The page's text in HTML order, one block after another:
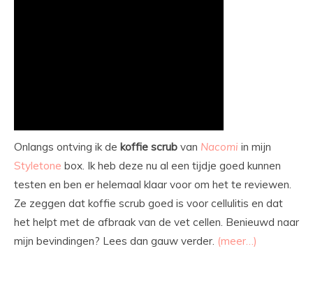
Onlangs ontving ik de koffie scrub van Nacomi in mijn
Styletone box. Ik heb deze nu al een tijdje goed kunnen
testen en ben er helemaal klaar voor om het te reviewen.
Ze zeggen dat koffie scrub goed is voor cellulitis en dat
het helpt met de afbraak van de vet cellen. Benieuwd naar
mijn bevindingen? Lees dan gauw verder. (meer…)